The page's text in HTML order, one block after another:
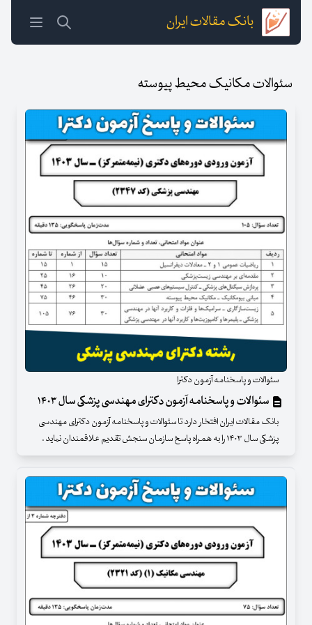
بانک مقالات ایران
سئوالات مکانیک محیط پیوسته
سئوالات و پاسخنامه آزمون دکترا
سئوالات و پاسخنامه آزمون دکترای مهندسی پزشکی سال ۱۴۰۳
بانک مقالات ایران افتخار دارد تا سئوالات و پاسخنامه آزمون دکترای مهندسی
پزشکی سال ۱۴۰۳ را به همراه پاسخ سازمان سنجش تقدیم علاقمندان نماید .